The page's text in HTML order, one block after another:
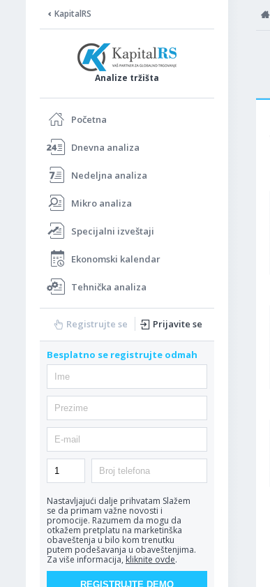
KapitalRS
Analize tržišta
Početna
Dnevna analiza
Nedeljna analiza
Mikro analiza
Specijalni izveštaji
Ekonomski kalendar
Tehnička analiza
Registrujte se Prijavite se
Besplatno se registrujte odmah
Nastavljajući dalje prihvatam Slažem
se da primam važne novosti i
promocije. Razumem da mogu da
otkažem pretplatu na marketinška
obaveštenja u bilo kom trenutku
putem podešavanja u obaveštenjima.
Za više informacija, kliknite ovde.